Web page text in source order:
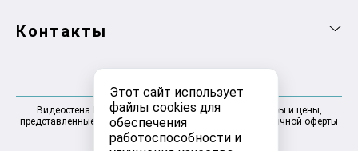
Этот сайт использует
файлы cookies для
обеспечения
работоспособности и
Контакты
Видеостена Москва 2025-2026 © Информация, товары и цены,
представленные на сайте, не являются договором публичной оферты